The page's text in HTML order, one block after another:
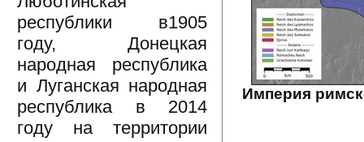
республики в1905
году, Донецкая
народная республика
и Луганская народная
республика в 2014
году на территории
Империя